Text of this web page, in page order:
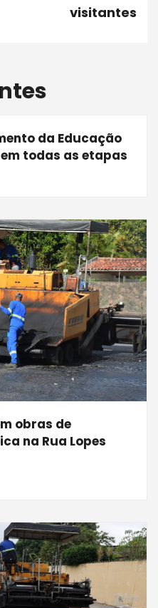
visitantes
da Educação
todas as etapas
obras de
na Rua Lopes